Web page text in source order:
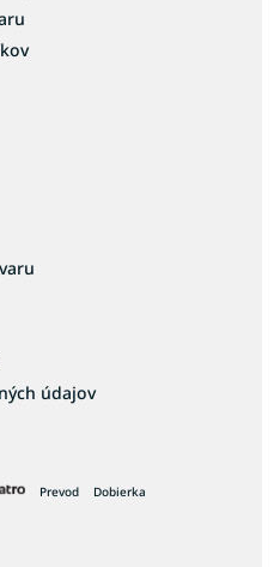
údajov
Prevod Dobierka